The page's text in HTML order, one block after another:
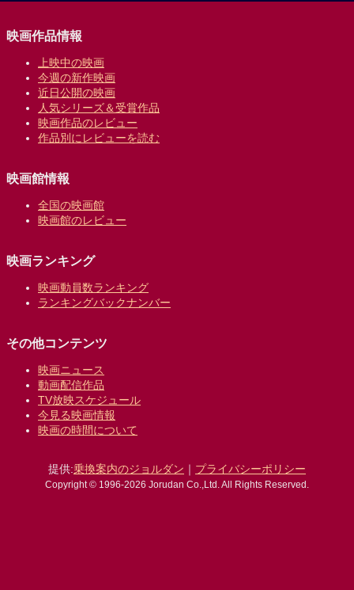
映画作品情報
上映中の映画
今週の新作映画
近日公開の映画
人気シリーズ＆受賞作品
映画作品のレビュー
作品別にレビューを読む
映画館情報
全国の映画館
映画館のレビュー
映画ランキング
映画動員数ランキング
ランキングバックナンバー
その他コンテンツ
映画ニュース
動画配信作品
TV放映スケジュール
今見る映画情報
映画の時間について
提供:乗換案内のジョルダン ｜ プライバシーポリシー
Copyright © 1996-2026 Jorudan Co.,Ltd. All Rights Reserved.